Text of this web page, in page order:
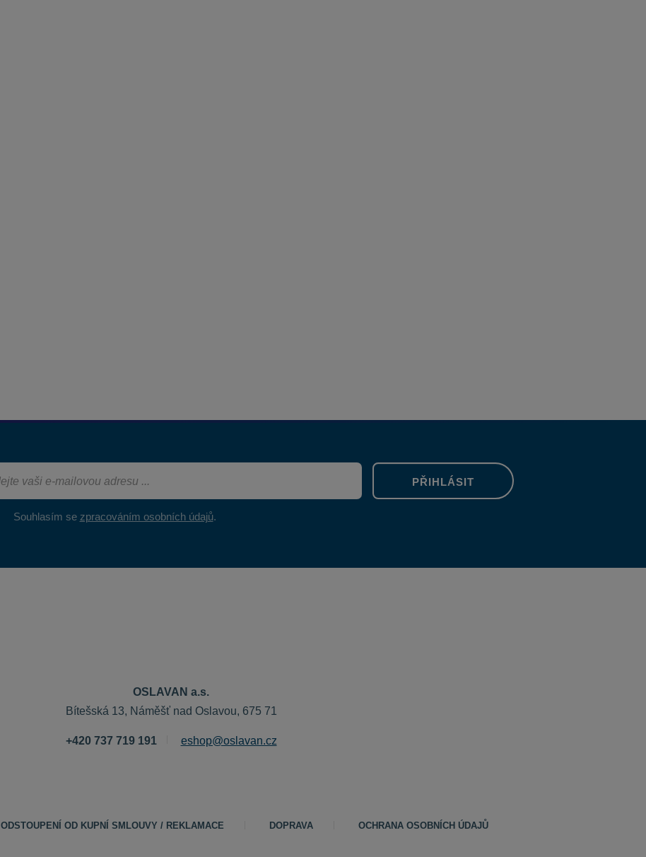
PŘIHLÁSIT
Souhlasím se zpracováním osobních údajů.
OSLAVAN a.s.
Bítešská 13, Náměšť nad Oslavou, 675 71
+420 737 719 191 eshop@oslavan.cz
ODSTOUPENÍ OD KUPNÍ SMLOUVY / REKLAMACE DOPRAVA OCHRANA OSOBNÍCH ÚDAJŮ